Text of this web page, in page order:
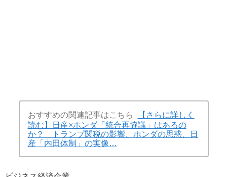
おすすめの関連記事はこちら
【さらに詳しく
読む】日産×ホンダ「統合再協議」はあるの
か？ トランプ関税の影響、ホンダの思惑、日
産「内田体制」の実像…